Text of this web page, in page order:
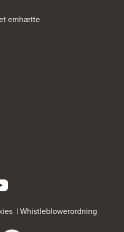
emhætte
|Whistleblowerordning